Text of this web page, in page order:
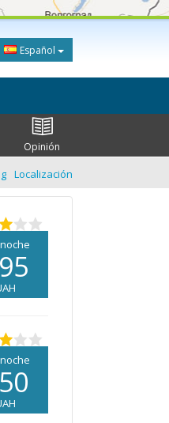
Español
Opinión
Localización